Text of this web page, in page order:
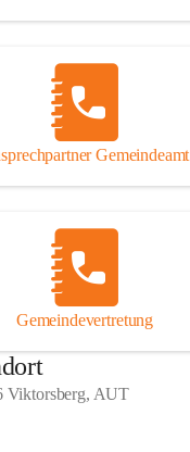
Gemeindeamt
Gemeindevertretung
Viktorsberg, AUT